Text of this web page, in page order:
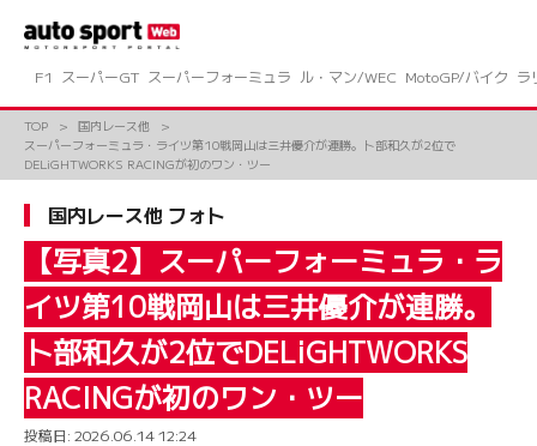
ツ
F1 スーパーGT スーパーフォーミュラ ル・マン/WEC MotoGP/バイク ラ
TOP
国内レース他
スーパーフォーミュラ・ライツ第10戦岡山は三井優介が連勝。卜部和久が2位で
DELiGHTWORKS RACINGが初のワン・ツー
国内レース他 フォト
【写真2】スーパーフォーミュラ・ラ
イツ第10戦岡山は三井優介が連勝。
卜部和久が2位でDELiGHTWORKS
RACINGが初のワン・ツー
投稿日: 2026.06.14 12:24